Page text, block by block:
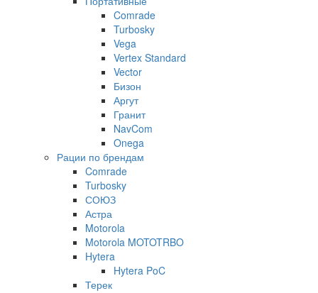
Comrade
Turbosky
Vega
Vertex Standard
Vector
Бизон
Аргут
Гранит
NavCom
Onega
Рации по брендам
Comrade
Turbosky
СОЮЗ
Астра
Motorola
Motorola MOTOTRBO
Hytera
Hytera PoC
Терек